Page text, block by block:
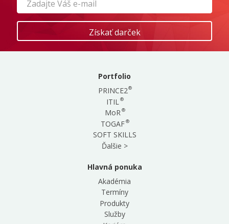
Portfolio
PRINCE2®
ITIL ®
MoR®
TOGAF®
SOFT SKILLS
Ďalšie >
Hlavná ponuka
Akadémia
Termíny
Produkty
Služby